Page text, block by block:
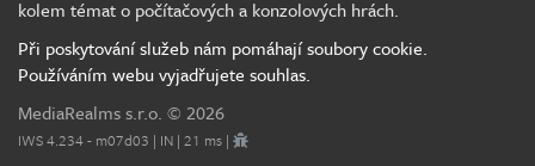
kolem témat o počítačových a konzolových hrách.
Při poskytování služeb nám pomáhají soubory cookie.
Používáním webu vyjadřujete souhlas.
MediaRealms s.r.o. © 2026
IWS 4.234 - m07d03 | IN | 21 ms |